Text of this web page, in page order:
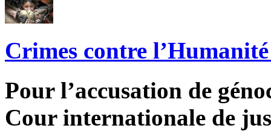
Crimes contre
Pour l’accusation de
Cour internationale de